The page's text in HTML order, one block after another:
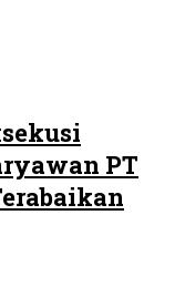
PT